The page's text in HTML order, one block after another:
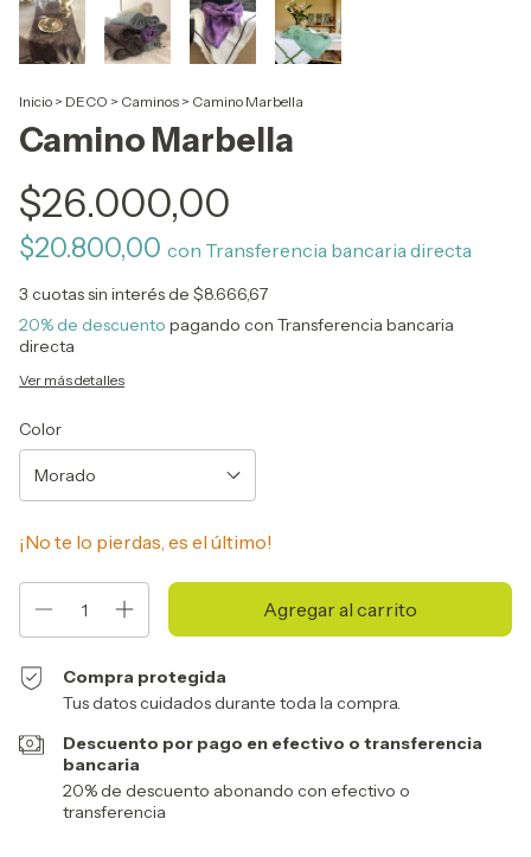
Inicio > DECO > Caminos > Camino Marbella
Camino Marbella
$26.000,00
$20.800,00 con Transferencia bancaria directa
3 cuotas sin interés de $8.666,67
20% de descuento pagando con Transferencia bancaria
directa
Ver más detalles
Color
¡No te lo pierdas, es el último!
Compra protegida
Tus datos cuidados durante toda la compra.
Descuento por pago en efectivo o transferencia
bancaria
20% de descuento abonando con efectivo o
transferencia